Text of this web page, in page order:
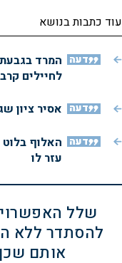
עוד כתבות בנושא
דעה המרד
לחיילים
דעה אסיר ציון
דעה האלוף
עזר לו
שלל
להסתדר ללא
אותם